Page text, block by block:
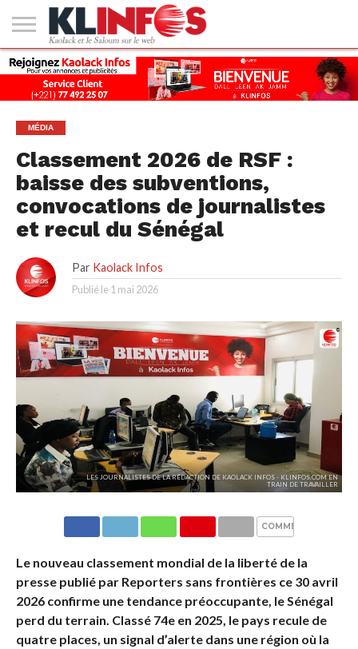
#2
(PAS
DE
TITRE)
KAOLACK
POLITIQUE
ECONOMIE
SOCIÉTÉ
CULTURE
PEOPLE
SPORT
SANTÉ
AFRIQUE
INTERNATIONAL
EMPLOI &
FORMATION
MÉDIA
Classement 2026 de RSF :
baisse des subventions,
convocations de journalistes
et recul du Sénégal
Par Kaolack Infos
Publié le 1 mai 2026
LES JOURNALISTES DE LA RÉDACTION DE KAOLACK INFOS - KLINFOS.COM EN
TRAIN DE TRAVAILLER
COMMENTAIRES
Le nouveau classement mondial de la liberté de la
presse publié par Reporters sans frontières ce 30 avril
2026 confirme une tendance préoccupante, le Sénégal
perd du terrain. Classé 74e en 2025, le pays recule de
quatre places, un signal d’alerte dans une région où la